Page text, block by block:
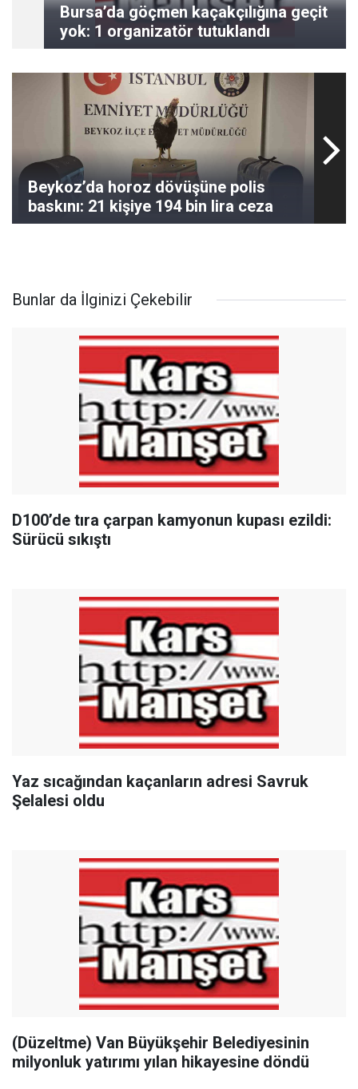
Bursa’da göçmen kaçakçılığına geçit
yok: 1 organizatör tutuklandı
Beykoz’da horoz dövüşüne polis
baskını: 21 kişiye 194 bin lira ceza
Bunlar da İlginizi Çekebilir
D100’de tıra çarpan kamyonun kupası ezildi:
Sürücü sıkıştı
Yaz sıcağından kaçanların adresi Savruk
Şelalesi oldu
(Düzeltme) Van Büyükşehir Belediyesinin
milyonluk yatırımı yılan hikayesine döndü